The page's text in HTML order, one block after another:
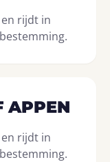
rijdt in
APPEN
rijdt in